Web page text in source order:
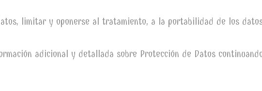
limitar y oponerse al tratamiento, a la portabilidad de los
adicional y detallada sobre Protección de Datos